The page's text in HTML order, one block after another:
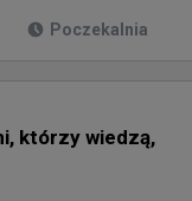
Poczekalnia
którzy wiedzą,